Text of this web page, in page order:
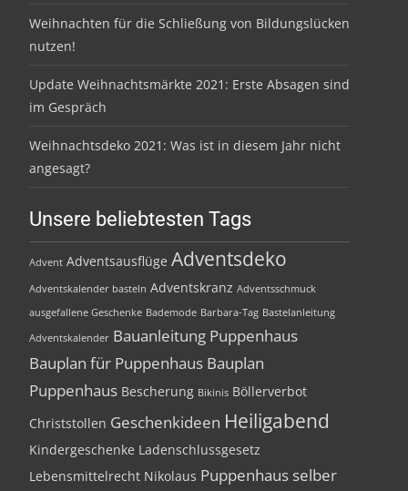
Weihnachten für die Schließung von Bildungslücken
nutzen!
Update Weihnachtsmärkte 2021: Erste Absagen sind
im Gespräch
Weihnachtsdeko 2021: Was ist in diesem Jahr nicht
angesagt?
Unsere beliebtesten Tags
Advent Adventsausflüge Adventsdeko
Adventskalender basteln Adventskranz Adventsschmuck
ausgefallene Geschenke Bademode Barbara-Tag Bastelanleitung
Adventskalender Bauanleitung Puppenhaus
Bauplan für Puppenhaus Bauplan
Puppenhaus Bescherung Bikinis Böllerverbot
Christstollen Geschenkideen Heiligabend
Kindergeschenke Ladenschlussgesetz
Lebensmittelrecht Nikolaus Puppenhaus selber